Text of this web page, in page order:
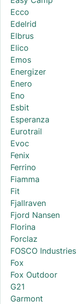
Ecco
Edelrid
Elbrus
Elico
Emos
Energizer
Enero
Eno
Esbit
Esperanza
Eurotrail
Evoc
Fenix
Ferrino
Fiamma
Fit
Fjallraven
Fjord Nansen
Florina
Forclaz
FOSCO Industries
Fox
Fox Outdoor
G21
Garmont